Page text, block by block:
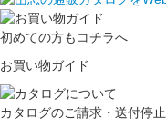
初めての方もコチラへ
お買い物ガイド
カタログのご請求・送付停止